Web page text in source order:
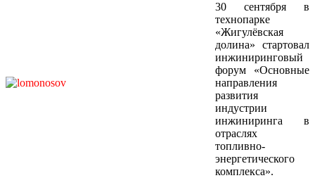
30 сентября в
технопарке
«Жигулёвская
долина» стартовал
инжиниринговый
форум «Основные
направления
развития
индустрии
инжиниринга в
отраслях
топливно-
энергетического
комплекса».